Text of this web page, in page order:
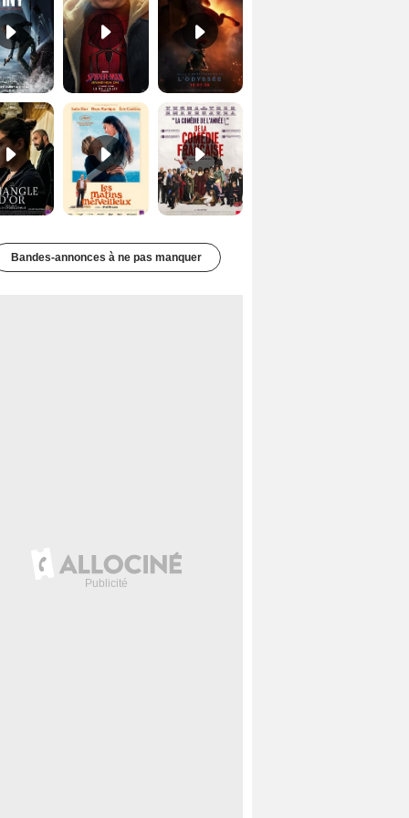
Le Triangle d'or Bande-annonce VF De la Comédie-Française Teaser VF
Bandes-annonces à ne pas manquer